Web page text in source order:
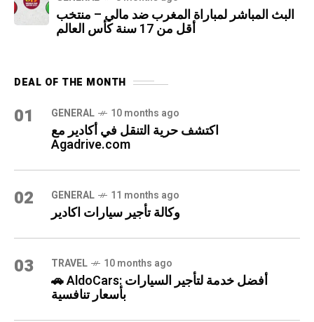
البث المباشر لمباراة المغرب ضد مالي – منتخب
أقل من 17 سنة كأس العالم
DEAL OF THE MONTH
01 GENERAL 10 months ago
اكتشف حرية التنقل في أكادير مع
Agadrive.com
02 GENERAL 11 months ago
وكالة تأجير سيارات اكادير
03 TRAVEL 10 months ago
🚗 AldoCars: أفضل خدمة لتأجير السيارات
بأسعار تنافسية